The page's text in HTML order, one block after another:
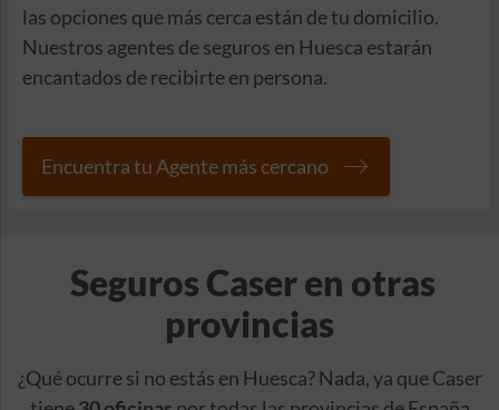
las opciones que más cerca están de tu domicilio.
Nuestros agentes de seguros en Huesca estarán
encantados de recibirte en persona.
Encuentra tu Agente más cercano
Seguros Caser en otras
provincias
¿Qué ocurre si no estás en Huesca? Nada, ya que Caser